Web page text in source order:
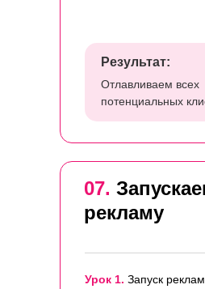
Результат:
Отлавливаем всех
потенциальных
07.
рекламу
Урок 1. Запуск